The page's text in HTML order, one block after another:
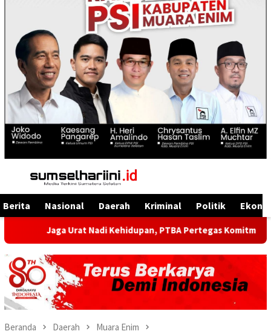
Menu
Mobile
Berita Nasional Daerah Kriminal Politik
Urat Nadi Kehidupan, PTBA Pertegas Komitmen Kelestarian
Beranda Daerah Muara Enim